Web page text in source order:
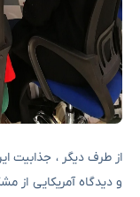
از طرف دیگر ، جذابیت
و دیدگاه آمریکایی از